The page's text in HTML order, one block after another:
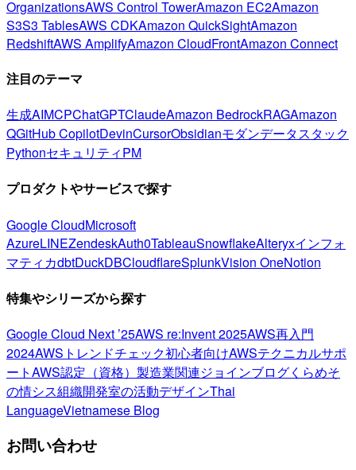
OrganizationsAWS Control TowerAmazon EC2Amazon
S3S3 TablesAWS CDKAmazon QuickSightAmazon
RedshiftAWS AmplifyAmazon CloudFrontAmazon Connect
注目のテーマ
生成AIMCPChatGPTClaudeAmazon BedrockRAGAmazon
QGitHub CopilotDevinCursorObsidianモダンデータスタック
PythonセキュリティPM
プロダクトやサービスで探す
Google CloudMicrosoft
AzureLINEZendeskAuth0TableauSnowflakeAlteryxインフォ
マティカdbtDuckDBCloudflareSplunkVision OneNotion
特集やシリーズから探す
Google Cloud Next ’25AWS re:Invent 2025AWS再入門
2024AWSトレンドチェック初心者向けAWSテクニカルサポ
ートAWS認定（資格） 製造業関連ジョインブログくらめそ
の情シス組織開発室の活動デザインThai
LanguageVietnamese Blog
お問い合わせ